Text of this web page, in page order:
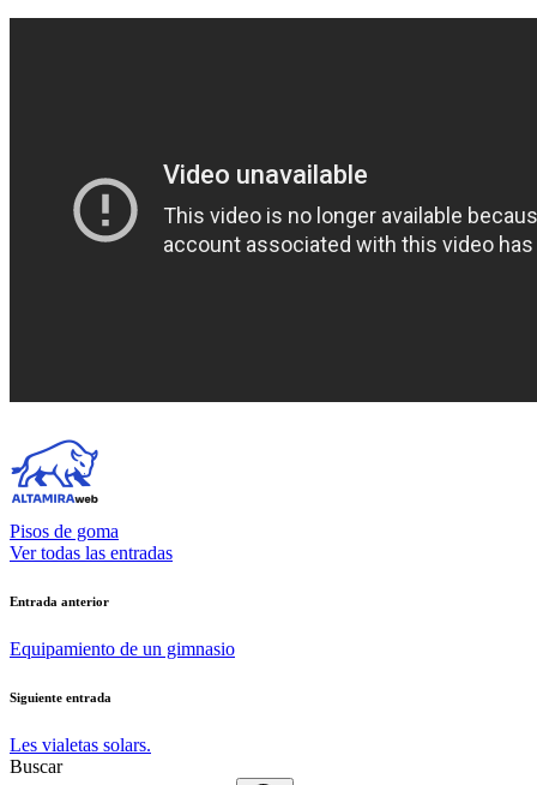
Pisos de goma
Ver todas las entradas
Navegación
de
Entrada anterior
Equipamiento de un gimnasio
Siguiente entrada
Les vialetas solars.
Buscar